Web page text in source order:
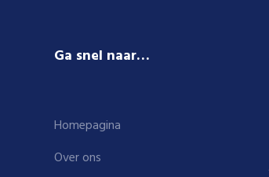
Ga snel naar…
Homepagina
Over ons